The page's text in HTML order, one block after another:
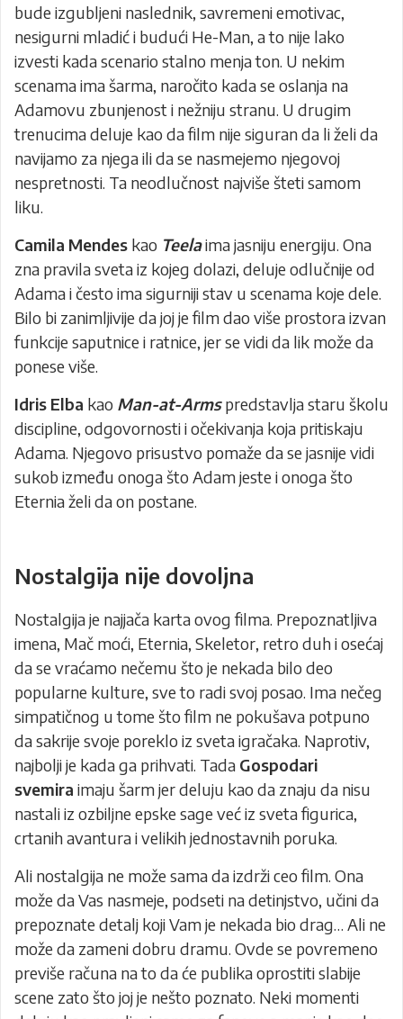
bude izgubljeni naslednik, savremeni emotivac,
nesigurni mladić i budući He-Man, a to nije lako
izvesti kada scenario stalno menja ton. U nekim
scenama ima šarma, naročito kada se oslanja na
Adamovu zbunjenost i nežniju stranu. U drugim
trenucima deluje kao da film nije siguran da li želi da
navijamo za njega ili da se nasmejemo njegovoj
nespretnosti. Ta neodlučnost najviše šteti samom
liku.
Camila Mendes kao Teelaima jasniju energiju. Ona
zna pravila sveta iz kojeg dolazi, deluje odlučnije od
Adama i često ima sigurniji stav u scenama koje dele.
Bilo bi zanimljivije da joj je film dao više prostora izvan
funkcije saputnice i ratnice, jer se vidi da lik može da
ponese više.
Idris Elba kao Man-at-Armspredstavlja staru školu
discipline, odgovornosti i očekivanja koja pritiskaju
Adama. Njegovo prisustvo pomaže da se jasnije vidi
sukob između onoga što Adam jeste i onoga što
Eternia želi da on postane.
Nostalgija nije dovoljna
Nostalgija je najjača karta ovog filma. Prepoznatljiva
imena, Mač moći, Eternia, Skeletor, retro duh i osećaj
da se vraćamo nečemu što je nekada bilo deo
popularne kulture, sve to radi svoj posao. Ima nečeg
simpatičnog u tome što film ne pokušava potpuno
da sakrije svoje poreklo iz sveta igračaka. Naprotiv,
najbolji je kada ga prihvati. Tada Gospodari
svemira imaju šarm jer deluju kao da znaju da nisu
nastali iz ozbiljne epske sage već iz sveta figurica,
crtanih avantura i velikih jednostavnih poruka.
Ali nostalgija ne može sama da izdrži ceo film. Ona
može da Vas nasmeje, podseti na detinjstvo, učini da
prepoznate detalj koji Vam je nekada bio drag… Ali ne
može da zameni dobru dramu. Ovde se povremeno
previše računa na to da će publika oprostiti slabije
scene zato što joj je nešto poznato. Neki momenti